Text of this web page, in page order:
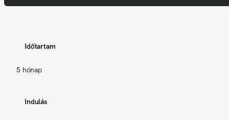
Időtartam
5 hónap
Indulás